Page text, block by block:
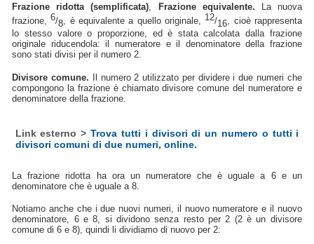
Frazione ridotta (semplificata) Frazione equivalente. La nuova
frazione,6/8 , è equivalente a quello originale, 12/16 , cioè rappresenta
lo stesso valore o proporzione, ed è stata calcolata dalla frazione
originale riducendola: il numeratore e il denominatore della frazione
sono stati divisi per il numero 2.
Divisore comune. Il numero 2 utilizzato per dividere i due numeri che
compongono la frazione è chiamato divisore comune del numeratore e
denominatore della frazione.
Link esterno >Trova tutti i divisori di un numero o tutti i
divisori comuni di due numeri, online.
La frazione ridotta ha ora un numeratore che è uguale a 6 e un
denominatore che è uguale a 8.
Notiamo anche che i due nuovi numeri, il nuovo numeratore e il nuovo
denominatore, 6 e 8, si dividono senza resto per 2 (2 è un divisore
comune di 6 e 8), quindi li dividiamo di nuovo per 2: